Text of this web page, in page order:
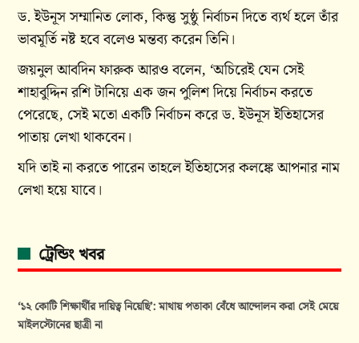
ড. ইউনূস সম্মানিত লোক, কিন্তু সুষ্ঠু নির্বাচন দিতে ব্যর্থ হলে তাঁর
ভাবমূর্তি নষ্ট হবে বলেও মন্তব্য করেন তিনি।
জয়নুল আবদিন ফারুক আরও বলেন, ‘অচিরেই যেন সেই
শাহাবুদ্দিন রশি টানিয়ে এক জন পুলিশ দিয়ে নির্বাচন করতে
পেরেছে, সেই মতো একটি নির্বাচন করে ড. ইউনূস ইতিহাসের
পাতায় লেখা থাকবেন।
যদি তাই না করতে পারেন তাহলে ইতিহাসের কলঙ্কে আপনার নাম
লেখা হয়ে যাবে।
ট্রেন্ডিং খবর
‘১২ কোটি শিক্ষার্থীর দায়িত্ব নিয়েছি’: মাথায় পতাকা বেঁধে আন্দোলন করা সেই মেয়ে
মাইলস্টোনের ছাত্রী না